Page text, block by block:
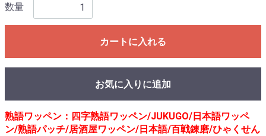
数量
カートに入れる
お気に入りに追加
熟語ワッペン：四字熟語ワッペン/JUKUGO/日本語ワッペ
ン/熟語パッチ/居酒屋ワッペン/日本語/百戦錬磨/ひゃくせん